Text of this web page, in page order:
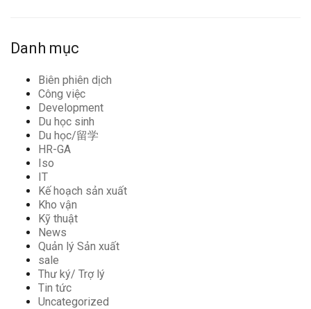
Danh mục
Biên phiên dịch
Công việc
Development
Du học sinh
Du học/留学
HR-GA
Iso
IT
Kế hoạch sản xuất
Kho vận
Kỹ thuật
News
Quản lý Sản xuất
sale
Thư ký/ Trợ lý
Tin tức
Uncategorized